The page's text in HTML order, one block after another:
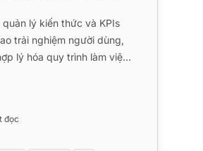
quản lý kiến thức và KPIs
trải nghiệm người dùng,
lý hóa quy trình làm việc
đọc